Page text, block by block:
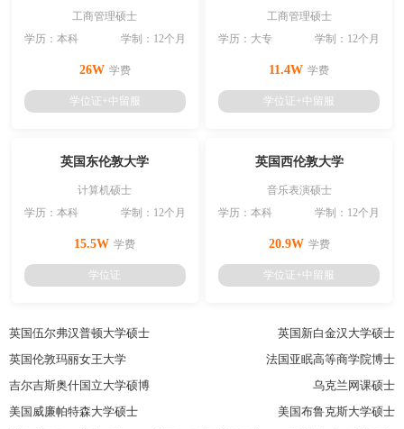
工商管理硕士
学历：本科
学制：12个月
26W 学费
学位证+中留服
工商管理硕士
学历：大专
学制：12个月
11.4W 学费
学位证+中留服
英国东伦敦大学
计算机硕士
学历：本科
学制：12个月
15.5W 学费
学位证
英国西伦敦大学
音乐表演硕士
学历：本科
学制：12个月
20.9W 学费
学位证+中留服
英国伍尔弗汉普顿大学硕士
英国新白金汉大学硕士
英国伦敦玛丽女王大学
法国亚眠高等商学院博士
吉尔吉斯奥什国立大学硕博
乌克兰网课硕士
美国威廉帕特森大学硕士
美国布鲁克斯大学硕士